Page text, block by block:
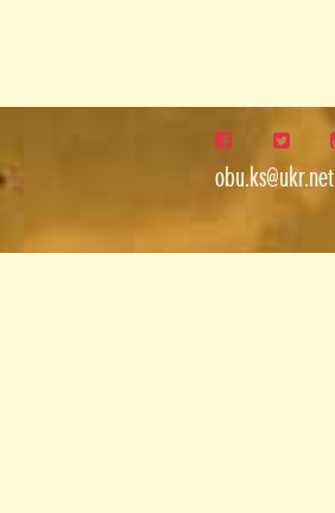
obu.ks@ukr.net